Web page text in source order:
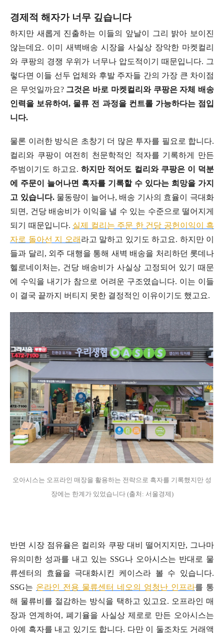
경제적 해자가 너무 깊습니다
하지만 새롭게 진출하는 이들의 앞날이 그리 밝아 보이진
않는데요. 이미 새벽배송 시장을 사실상 장악한 마켓컬리
와 쿠팡의 경쟁 우위가 너무나 압도적이기 때문입니다. 그
렇다면 이들 선두 업체와 후발 주자들 간의 가장 큰 차이점
은 무엇일까요? 그것은 바로 마켓컬리와 쿠팡은 자체 배송
인력을 보유하여, 물류 전 과정을 컨트롤 가능하다는 점입
니다.
물론 이러한 방식은 초창기 더 많은 투자를 필요로 합니다.
컬리와 쿠팡이 여전히 천문학적인 적자를 기록하게 만든
주범이기도 하고요.하지만 적어도 컬리와 쿠팡은 이 덕분
에 주문이 늘어나면 흑자를 기록할 수 있다는 희망을 가지
고 있습니다.물동량이 늘어나, 배송 기사의 효율이 극대화
되면, 건당 배송비가 이익을 낼 수 있는 수준으로 떨어지게
되기 때문입니다. 실제 컬리는 주문 한 건당 공헌이익이 흑
자로 돌아선 지 오래 라고 말하고 있기도 하고요. 하지만 이
들과 달리, 외주 대행을 통해 새벽 배송을 처리하던 롯데나
헬로네이처는, 건당 배송비가 사실상 고정되어 있기 때문
에 수익을 내기가 참으로 어려운 구조였습니다. 이는 이들
이 결국 끝까지 버티지 못한 결정적인 이유이기도 했고요.
오아시스는 오프라인 매장을 활용하는 전략으로 흑자를 기록했지만 성
장에는 한계가 있었습니다 (출처: 서울경제)
반면 시장 점유율은 컬리와 쿠팡 대비 떨어지지만, 그나마
유의미한 성과를 내고 있는 SSG나 오아시스는 반대로 물
류센터의 효율을 극대화시킨 케이스라 볼 수 있습니다.
SSG는 온라인 전용 물류센터 네오의 엄청난 인프라를 통
해 물류비를 절감하는 방식을 택하고 있고요. 오프라인 매
장과 연계하여, 폐기율을 사실상 제로로 만든 오아시스는
아예 흑자를 내고 있기도 합니다. 다만 이 둘조차도 거래액